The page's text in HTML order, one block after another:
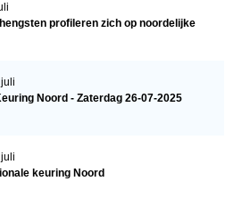
profileren zich op noordelijke
Noord - Zaterdag 26-07-2025
keuring Noord